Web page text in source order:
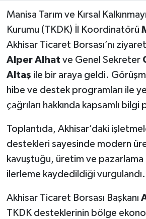
Manisa Tarım ve Kırsal
Kurumu (TKDK) İl Koordinatörü
Akhisar Ticaret Borsası’nı
Alper Alhat ve Genel Sekreter
Altaş ile bir araya geldi.
hibe ve destek programları ile
çağrıları hakkında kapsamlı bilgi
Toplantıda, Akhisar’daki
destekleri sayesinde modern
kavuştuğu, üretim ve pazarlama
ilerleme kaydedildiği vurgulandı.
Akhisar Ticaret Borsası Başkanı
TKDK desteklerinin bölge
Akhisar Emlak
Ülke